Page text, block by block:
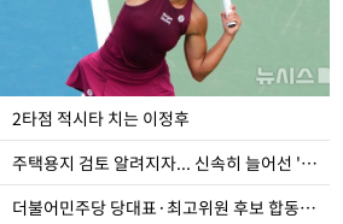
2타점 적시타 치는 이정후
주택용지 검토 알려지자... 신속히 늘어선 '근조화환'
더불어민주당 당대표·최고위원 후보 합동연설회